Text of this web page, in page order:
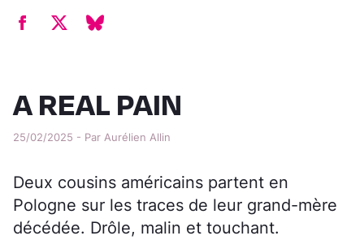
A REAL PAIN
25/02/2025 - Par Aurélien Allin
Deux cousins américains partent en
Pologne sur les traces de leur grand-mère
décédée. Drôle, malin et touchant.